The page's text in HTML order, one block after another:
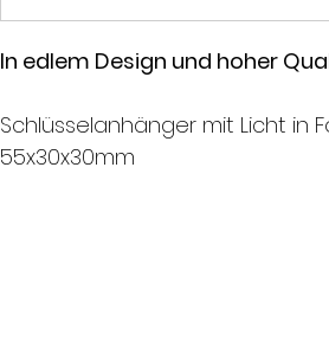
In edlem Design und hoher
Schlüsselanhänger mit Licht in
55x30x30mm